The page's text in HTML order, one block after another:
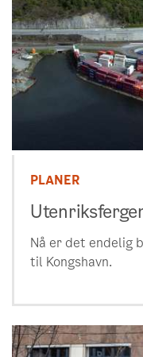
PLANER
Nå er det endelig
til Kongshavn.